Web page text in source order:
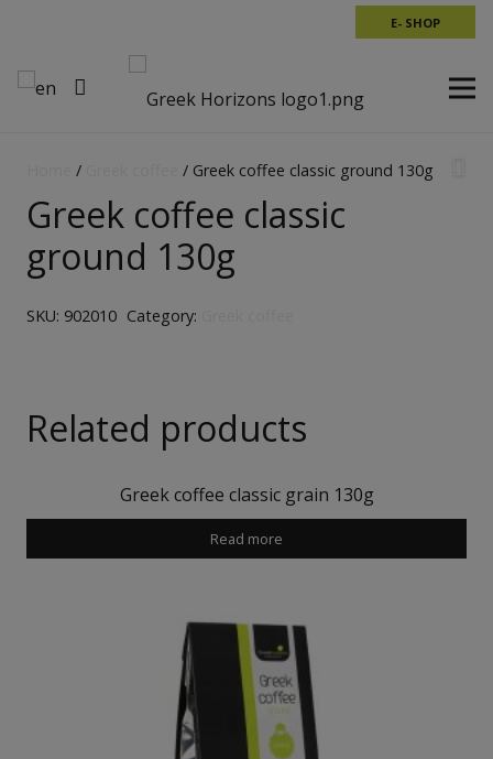
E- SHOP
/ / Greek coffee classic ground 130g
Greek coffee classic
ground 130g
SKU: 902010 Category:
Related products
Greek coffee classic grain 130g
Read more